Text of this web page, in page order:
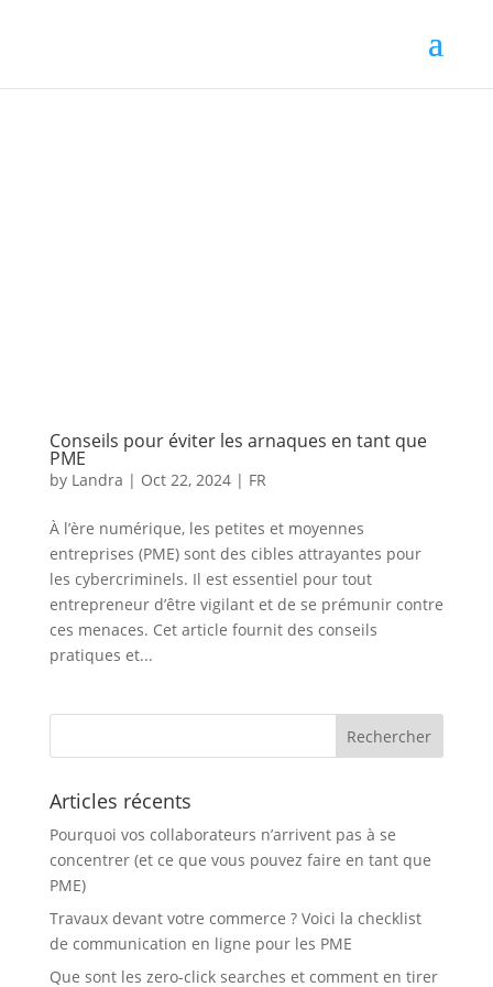
Conseils pour éviter les arnaques en tant que
PME
by Landra | Oct 22, 2024| FR
À l’ère numérique, les petites et moyennes
entreprises (PME) sont des cibles attrayantes pour
les cybercriminels. Il est essentiel pour tout
entrepreneur d’être vigilant et de se prémunir contre
ces menaces. Cet article fournit des conseils
pratiques et...
Articles récents
Pourquoi vos collaborateurs n’arrivent pas à se
concentrer (et ce que vous pouvez faire en tant que
PME)
Travaux devant votre commerce ? Voici la checklist
de communication en ligne pour les PME
Que sont les zero-click searches et comment en tirer